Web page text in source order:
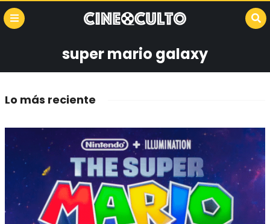
super mario galaxy
Lo más reciente